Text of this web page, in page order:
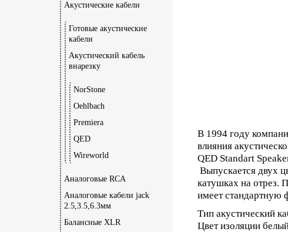
Акустические кабели
Готовые акустические
кабели
Акустический кабель
внарезку
NorStone
Oehlbach
Premiera
QED
Wireworld
Аналоговые RCA
Аналоговые кабели jack
2.5,3.5,6.3мм
Балансные XLR
В 1994 году
влияния
QED Standart
Выпускается двух
катушках на отрез.
имеет стандартную
Тип акустический
Цвет изоляции